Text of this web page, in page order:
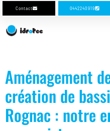
Contact 0442240919
Aménagement
création de
Rognac : notre